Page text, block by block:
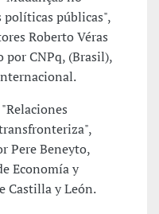
políticas públicas",
Roberto Véras
por CNPq, (Brasil),
Pere Beneyto,
Economía y
Castilla y León.